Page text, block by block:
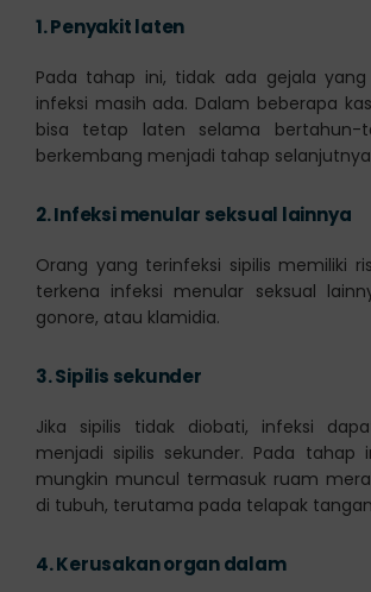
1.Penyakit laten
Pada tahap ini, tidak ada gejala
infeksi masih ada. Dalam beberapa
bisa tetap laten selama bertahun-
berkembang menjadi tahap
2.Infeksi menular seksual lainnya
Orang yang terinfeksi sipilis memiliki
terkena infeksi menular seksual
gonore, atau klamidia.
3.Sipilis sekunder
Jika sipilis tidak diobati, infeksi
menjadi sipilis sekunder. Pada tahap
mungkin muncul termasuk ruam
di tubuh, terutama pada telapak
4.Kerusakan organ dalam